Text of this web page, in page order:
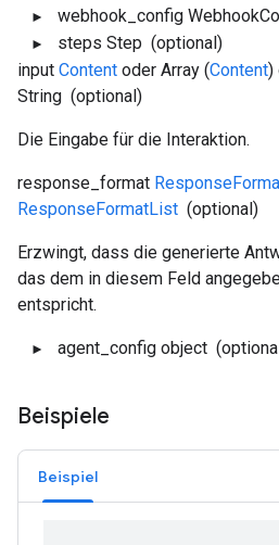
webhook_config
steps Step (optional)
input Content oder Array (Content)
String (optional)
Die Eingabe für die Interaktion.
response_format
ResponseFormatList (optional)
Erzwingt, dass die generierte
das dem in diesem Feld
entspricht.
agent_config object
Beispiele
Beispiel